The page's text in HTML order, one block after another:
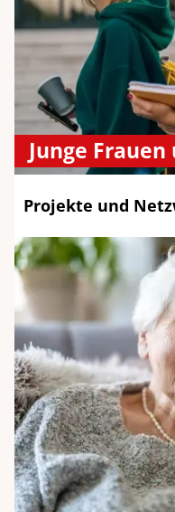
Junge
Projekte und